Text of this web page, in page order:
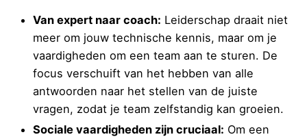
Van expert naar coach: Leiderschap draait niet
meer om jouw technische kennis, maar om je
vaardigheden om een team aan te sturen. De
focus verschuift van het hebben van alle
antwoorden naar het stellen van de juiste
vragen, zodat je team zelfstandig kan groeien.
Sociale vaardigheden zijn cruciaal: Om een